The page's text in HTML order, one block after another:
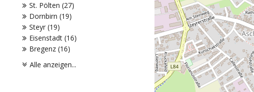
St. Pölten (27)
Dornbirn (19)
Steyr (19)
Eisenstadt (16)
Bregenz (16)
Alle anzeigen...